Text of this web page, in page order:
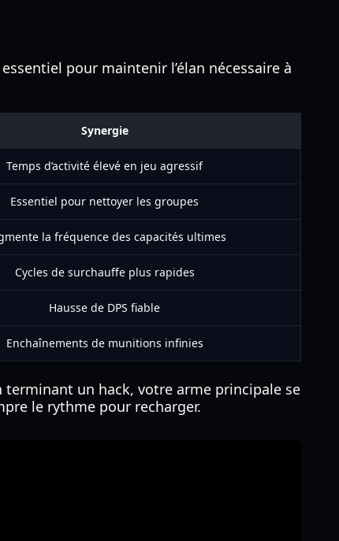
pour maintenir l’élan nécessaire à
Synergie
Temps d’activité élevé en jeu agressif
Essentiel pour nettoyer les groupes
la fréquence des capacités ultimes
Cycles de surchauffe plus rapides
Hausse de DPS fiable
Enchaînements de munitions infinies
un hack, votre arme principale se
le rythme pour recharger.